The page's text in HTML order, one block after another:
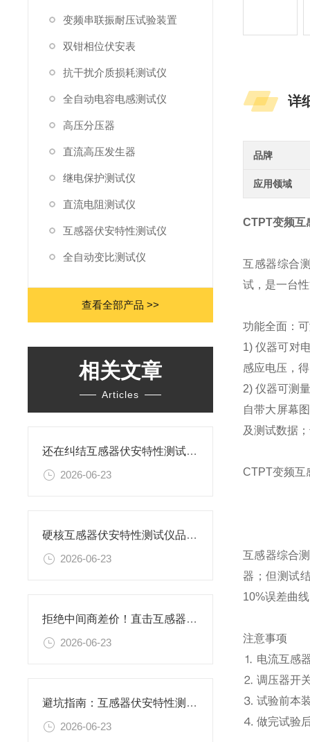
变频串联振耐压试验装置
双钳相位伏安表
抗干扰介质损耗测试仪
全自动电容电感测试仪
高压分压器
直流高压发生器
继电保护测试仪
直流电阻测试仪
互感器伏安特性测试仪
全自动变比测试仪
查看全部产品 >>
相关文章
Articles
还在纠结互感器伏安特性测试仪哪个品牌质量好？上海胜绪给您答案
2026-06-23
硬核互感器伏安特性测试仪品牌推荐：上海胜绪凭实力圈粉
2026-06-23
拒绝中间商差价！直击互感器伏安特性测试仪厂家——上海胜绪
2026-06-23
避坑指南：互感器伏安特性测试仪怎么选择？认准上海胜绪
2026-06-23
详
品牌
应用领域
CTPT变频互
互感器综合
试，是一台
功能全面：
1) 仪器可对
感应电压，
2) 仪器可测
自带大屏幕
及测试数据
CTPT变频互
互感器综合
器；但测试
10%误差曲
注意事项
⒈ 电流互感
⒉ 调压器开
⒊ 试验前本
⒋ 做完试验